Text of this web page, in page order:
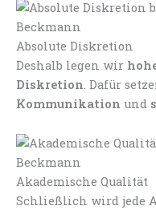
Absolute Diskretion
Deshalb legen wir
Diskretion . Dafür
Kommunikation und
Akademische Qualität
Schließlich wird jede